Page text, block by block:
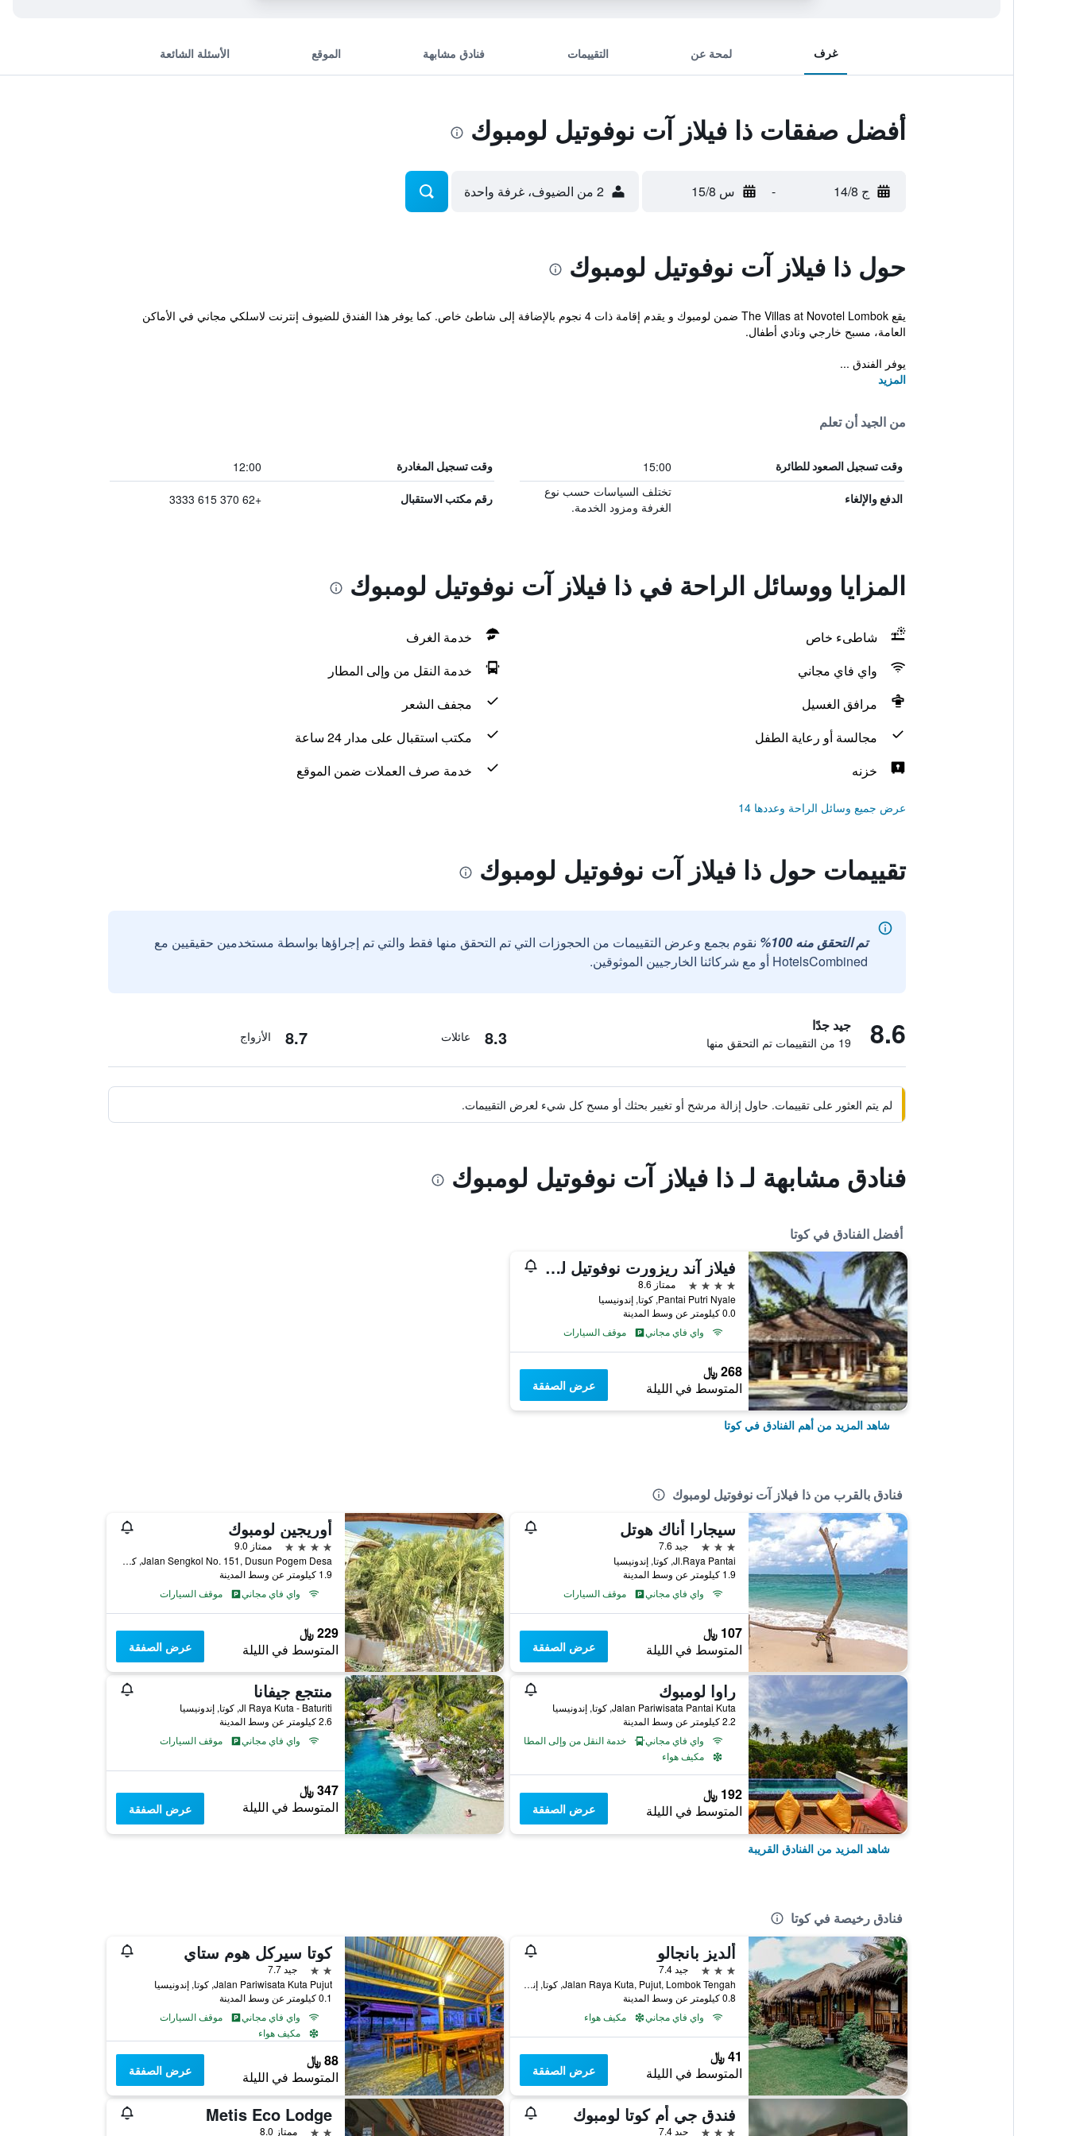
غرف لمحة عن التقييمات فنادق مشابهة الموقع الأسئلة الشائعة
أفضل صفقات ذا فيلاز آت نوفوتيل لومبوك
ج 14/8 - س 15/8 2 من الضيوف، غرفة واحدة
حول ذا فيلاز آت نوفوتيل لومبوك
يقع The Villas at Novotel Lombok ضمن لومبوك و يقدم إقامة ذات 4 نجوم بالإضافة إلى شاطئ خاص. كما يوفر هذا الفندق للضيوف إنترنت لاسلكي مجاني في الأماكن
العامة، مسبح خارجي ونادي أطفال.
يوفر الفندق ...
المزيد
من الجيد أن تعلم
وقت تسجيل الصعود للطائرة 15:00 وقت تسجيل المغادرة 12:00
الدفع والإلغاء
تختلف السياسات حسب نوع
الغرفة ومزود الخدمة.
رقم مكتب الاستقبال +62 370 615 3333
المزايا ووسائل الراحة في ذا فيلاز آت نوفوتيل لومبوك
شاطىء خاص
خدمة الغرف
واي فاي مجاني
خدمة النقل من وإلى المطار
مرافق الغسيل
مجفف الشعر
مجالسة أو رعاية الطفل
مكتب استقبال على مدار 24 ساعة
خزنه
خدمة صرف العملات ضمن الموقع
عرض جميع وسائل الراحة وعددها 14
تقييمات حول ذا فيلاز آت نوفوتيل لومبوك
تم التحقق منه 100%
نقوم بجمع وعرض التقييمات من الحجوزات التي تم التحقق منها فقط والتي تم إجراؤها بواسطة مستخدمين حقيقيين مع
HotelsCombined أو مع شركائنا الخارجيين الموثوقين.
8.6 جيد جدًا
19 من التقييمات تم التحقق منها 8.3 عائلات 8.7 الأزواج
لم يتم العثور على تقييمات. حاول إزالة مرشح أو تغيير بحثك أو مسح كل شيء لعرض التقييمات.
فنادق مشابهة لـ ذا فيلاز آت نوفوتيل لومبوك
أفضل الفنادق في كوتا
فيلاز آند ريزورت نوفوتيل لومبوك
4 نجوم
ممتاز 8.6
Pantai Putri Nyale, كوتا, إندونيسيا
0.0 كيلومتر عن وسط المدينة
واي فاي مجاني
موقف السيارات
268 ﷼
المتوسط في الليلة عرض الصفقة
شاهد المزيد من أهم الفنادق في كوتا
فنادق بالقرب من ذا فيلاز آت نوفوتيل لومبوك
سيجارا أناك هوتل
3 نجوم
جيد 7.6
Jl.Raya Pantai, كوتا, إندونيسيا
1.9 كيلومتر عن وسط المدينة
واي فاي مجاني
موقف السيارات
107 ﷼
المتوسط في الليلة عرض الصفقة
أوريجين لومبوك
4 نجوم
ممتاز 9.0
Jalan Sengkol No. 151, Dusun Pogem Desa, كوتا, إندونيسيا
1.9 كيلومتر عن وسط المدينة
واي فاي مجاني
موقف السيارات
229 ﷼
المتوسط في الليلة عرض الصفقة
راوا لومبوك
Jalan Pariwisata Pantai Kuta, كوتا, إندونيسيا
2.2 كيلومتر عن وسط المدينة
واي فاي مجاني
خدمة النقل من وإلى المطار
مكيف هواء
192 ﷼
المتوسط في الليلة عرض الصفقة
منتجع جيفانا
Jl Raya Kuta - Baturiti, كوتا, إندونيسيا
2.6 كيلومتر عن وسط المدينة
واي فاي مجاني
موقف السيارات
347 ﷼
المتوسط في الليلة عرض الصفقة
شاهد المزيد من الفنادق القريبة
فنادق رخيصة في كوتا
ألديز بانجالو
3 نجوم
جيد 7.4
Jalan Raya Kuta, Pujut, Lombok Tengah, كوتا, إندونيسيا
0.8 كيلومتر عن وسط المدينة
واي فاي مجاني
مكيف هواء
41 ﷼
المتوسط في الليلة عرض الصفقة
كوتا سيركل هوم ستاي
2 نجمتين
جيد 7.7
Jalan Pariwisata Kuta Pujut, كوتا, إندونيسيا
0.1 كيلومتر عن وسط المدينة
واي فاي مجاني
موقف السيارات
مكيف هواء
88 ﷼
المتوسط في الليلة عرض الصفقة
فندق جي أم كوتا لومبوك
3 نجوم جيد 7.4
Metis Eco Lodge
2 نجمتين ممتاز 8.0